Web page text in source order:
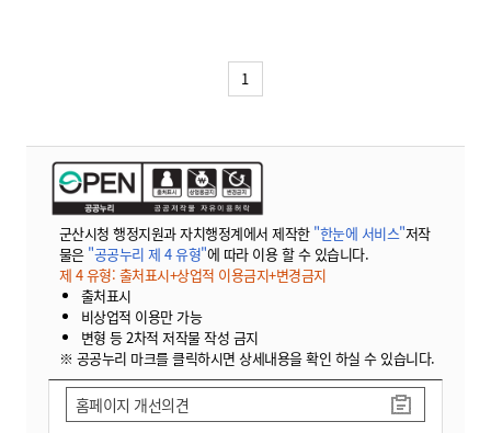
1
군산시청 행정지원과 자치행정계에서 제작한 "한눈에 서비스"저작
물은 "공공누리 제 4 유형"에 따라 이용 할 수 있습니다.
제 4 유형: 출처표시+상업적 이용금지+변경금지
출처표시
비상업적 이용만 가능
변형 등 2차적 저작물 작성 금지
※ 공공누리 마크를 클릭하시면 상세내용을 확인 하실 수 있습니다.
홈페이지 개선의견